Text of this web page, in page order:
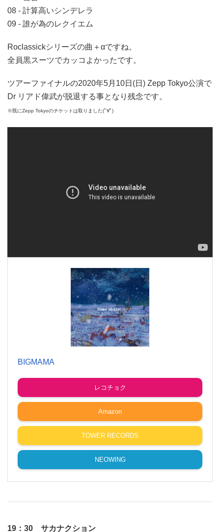
08 - 計算高いシンデレラ
09 - 誰が為のレクイエム
Roclassickシリーズの曲＋αですね。
全員黒スーツでカッコよかったです。
ツアーファイナルの2020年5月10日(日) Zepp Tokyo公演で
Dr リアド偉武が脱退する事となり残念です。
※既にZepp Tokyoのチケットは取りました(ﾟ∀ﾟ)
BIGMAMA
レコチョク
Amazon
TOWER RECORDS
NEOWING
19：30 サカナクション